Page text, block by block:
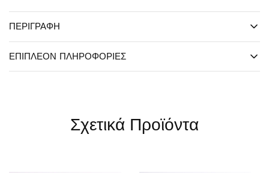
ΠΕΡΙΓΡΑΦΉ
ΕΠΙΠΛΈΟΝ ΠΛΗΡΟΦΟΡΊΕΣ
Σχετικά Προϊόντα